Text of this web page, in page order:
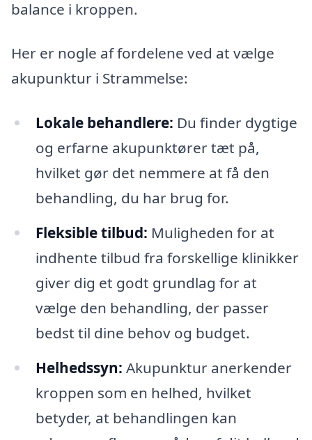
balance i kroppen.
Her er nogle af fordelene ved at vælge
akupunktur i Strammelse:
Lokale behandlere: Du finder dygtige
og erfarne akupunktører tæt på,
hvilket gør det nemmere at få den
behandling, du har brug for.
Fleksible tilbud: Muligheden for at
indhente tilbud fra forskellige klinikker
giver dig et godt grundlag for at
vælge den behandling, der passer
bedst til dine behov og budget.
Helhedssyn: Akupunktur anerkender
kroppen som en helhed, hvilket
betyder, at behandlingen kan